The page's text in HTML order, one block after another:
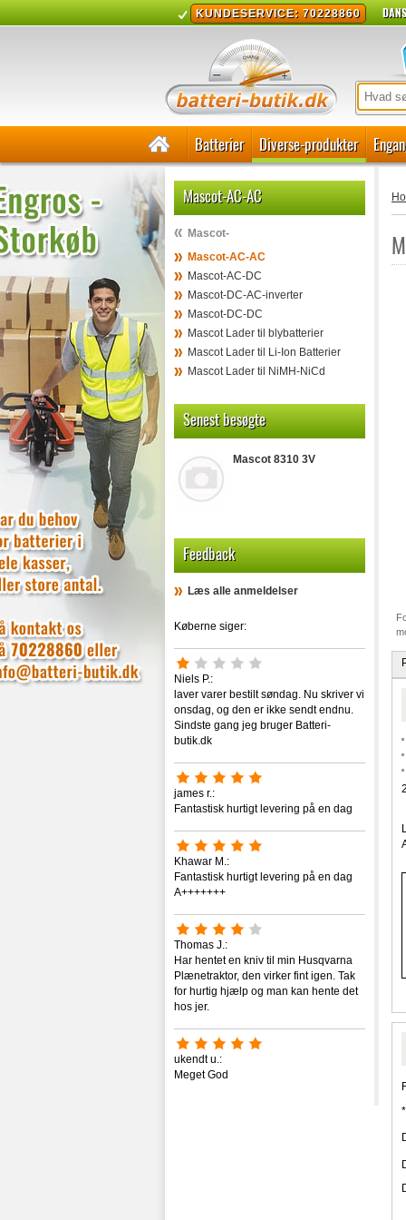
KUNDESERVICE: 70228860
Batterier Diverse-produkter
Mascot-AC-AC
Mascot-
Mascot-AC-AC
Mascot-AC-DC
Mascot-DC-AC-inverter
Mascot-DC-DC
Mascot Lader til blybatterier
Mascot Lader til Li-Ion Batterier
Mascot Lader til NiMH-NiCd
Senest besøgte
Mascot 8310 3V
Feedback
Læs alle anmeldelser
Køberne siger:
Niels P.:
laver varer bestilt søndag. Nu skriver vi
onsdag, og den er ikke sendt endnu.
Sindste gang jeg bruger Batteri-
butik.dk
james r.:
Fantastisk hurtigt levering på en dag
Khawar M.:
Fantastisk hurtigt levering på en dag
A+++++++
Thomas J.:
Har hentet en kniv til min Husqvarna
Plænetraktor, den virker fint igen. Tak
for hurtig hjælp og man kan hente det
hos jer.
ukendt u.:
Meget God